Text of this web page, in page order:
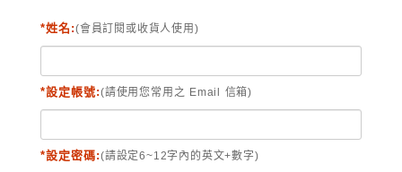
*姓名:(會員訂閱或收貨人使用)
*設定帳號:(請使用您常用之 Email 信箱)
*設定密碼:(請設定6~12字內的英文+數字)